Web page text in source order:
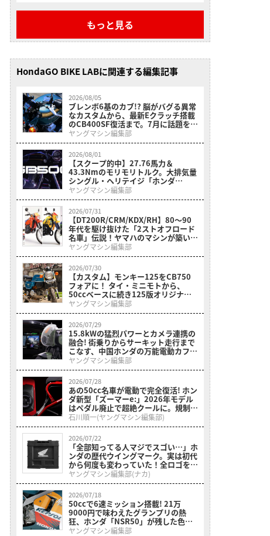
もっと見る
HondaGO BIKE LABに関連する編集記事
2026/08/05
ブレンボ6基のカブ!? 脳がバグる異常
なカスタムから、最新Eクラッチ搭載
のCB400SF復活まで。7月に話題を呼
んだホンダ関連ニュースまとめ
ヤングマシン編集部
2026/08/01
【スクープ的中】27.76馬力＆
43.3Nmのモリモリトルク。大排気量
シングル・ヘリテイジ「ホンダ
GB500(CB500)」がインドでついに
アンベール
ヤングマシン編集部
2026/07/31
【DT200R/CRM/KDX/RH】80〜90
年代を駆け抜けた「2ストオフロード
名車」伝説！ヤマハのマシンが築いた
黄金時代とライバルたちの追撃
ヤングマシン編集部
2026/07/30
【カスタム】モンキー125をCB750
フォアに！ タイ・ミニモトから、
50ccベースに続き125版オリジナル
カスタムキットも登場【メディア初公
開】
ヤングマシン編集部
2026/07/29
15.8kWの猛烈パワーとカメラ連携の
融合! 街乗りからサーキット走行まで
こなす、中国ホンダの万能電動カフェ
レーサーが2026年モデルにアップデ
ート【海外】
ヤングマシン編集部
2026/07/28
あの50cc名車が電動で完全復活! ホン
ダ新型「ズーマーe:」2026年モデル
はペダル廃止で超絶クールに。規制緩
和で本来の姿へ【海外】
石川順一(ヤングマシン編集部)
2026/07/22
「全部知ってる人マジでスゴい…」ホ
ンダの歴代ウイングマーク。実は初代
から何度も変わっていた！全ロゴをプ
リントした［折りたたみコンテナボッ
クス ホンダウィングヒストリー］
ヤングマシン編集部(ナカ)
2026/07/18
50ccで6速ミッション搭載! 21万
9000円で味わえたグランプリの熱
狂、ホンダ「NSR50」が残した色褪
せない走り【昭和名車原付一種】
ヤングマシン編集部